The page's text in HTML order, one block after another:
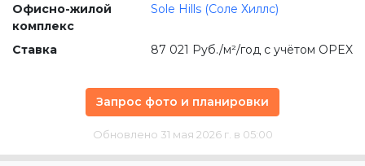
Офисно-жилой
комплекс
Sole Hills (Соле Хиллс)
Ставка 87 021 Руб./м²/год с учётом OPEX
Запрос фото и планировки
Обновлено 31 мая 2026 г. в 05:00